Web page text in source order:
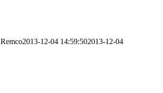
Remco2013-12-04 14:59:502013-12-04